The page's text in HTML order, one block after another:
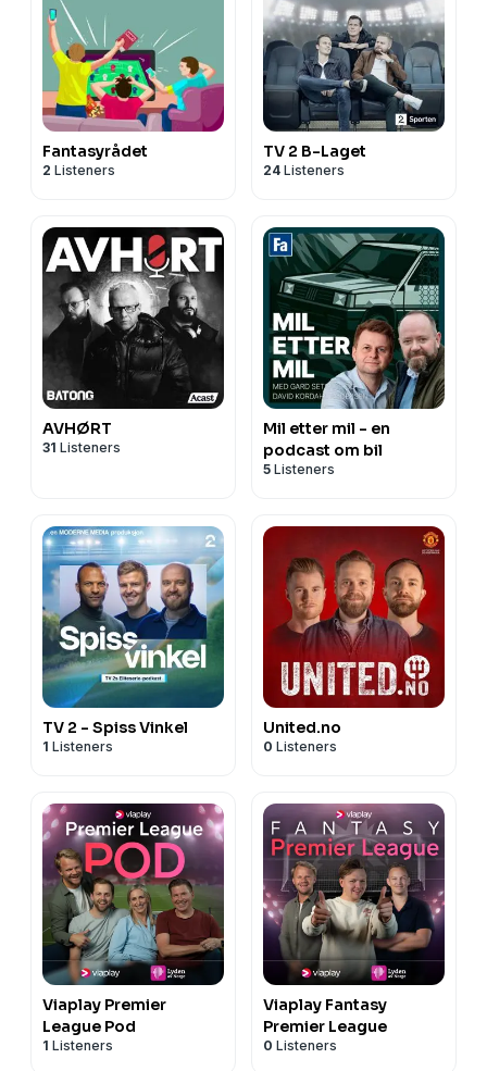
Fantasyrådet
2 Listeners
TV 2 B-Laget
24 Listeners
AVHØRT
31 Listeners
Mil etter mil - en
podcast om bil
5 Listeners
TV 2 - Spiss Vinkel
1 Listeners
United.no
0 Listeners
Viaplay Premier
League Pod
1 Listeners
Viaplay Fantasy
Premier League
0 Listeners